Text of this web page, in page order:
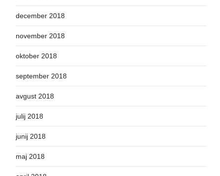
december 2018
november 2018
oktober 2018
september 2018
avgust 2018
julij 2018
junij 2018
maj 2018